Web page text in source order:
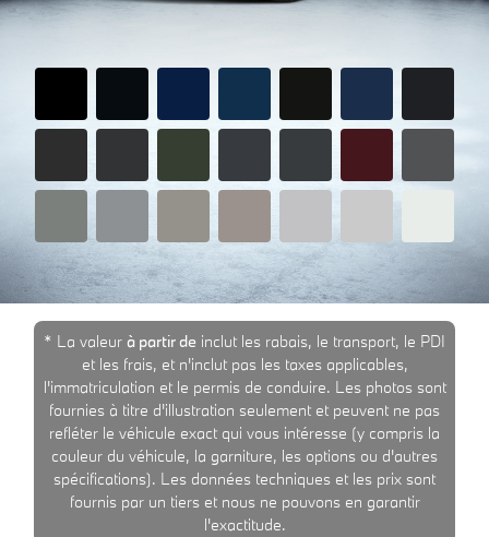
* La valeur à partir de inclut les rabais, le transport, le PDI
et les frais, et n'inclut pas les taxes applicables,
l'immatriculation et le permis de conduire. Les photos sont
fournies à titre d'illustration seulement et peuvent ne pas
refléter le véhicule exact qui vous intéresse (y compris la
couleur du véhicule, la garniture, les options ou d'autres
spécifications). Les données techniques et les prix sont
fournis par un tiers et nous ne pouvons en garantir
l'exactitude.